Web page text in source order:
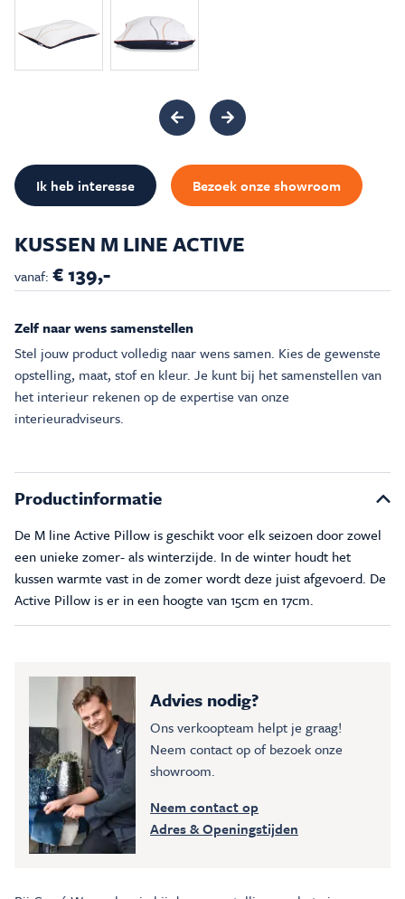
Inspiratie & Advies
KUSSEN M LINE ACTIVE
vanaf: € 139,-
Zelf naar wens samenstellen
Stel jouw product volledig naar wens samen. Kies de gewenste
opstelling, maat, stof en kleur. Je kunt bij het samenstellen van
het interieur rekenen op de expertise van onze
interieuradviseurs.
Ik heb interesse Bezoek onze showroom
Productinformatie
De M line Active Pillow is geschikt voor elk seizoen door zowel
een unieke zomer- als winterzijde. In de winter houdt het
kussen warmte vast in de zomer wordt deze juist afgevoerd. De
Active Pillow is er in een hoogte van 15cm en 17cm.
Advies nodig?
Ons verkoopteam helpt je graag!
Neem contact op of bezoek onze
showroom.
Neem contact op
Adres & Openingstijden